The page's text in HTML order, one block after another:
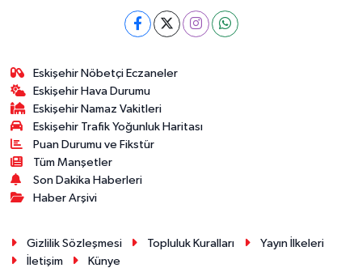
Eskişehir Nöbetçi Eczaneler
Eskişehir Hava Durumu
Eskişehir Namaz Vakitleri
Eskişehir Trafik Yoğunluk Haritası
Puan Durumu ve Fikstür
Tüm Manşetler
Son Dakika Haberleri
Haber Arşivi
Gizlilik Sözleşmesi Topluluk Kuralları
Yayın İlkeleri
İletişim
Künye